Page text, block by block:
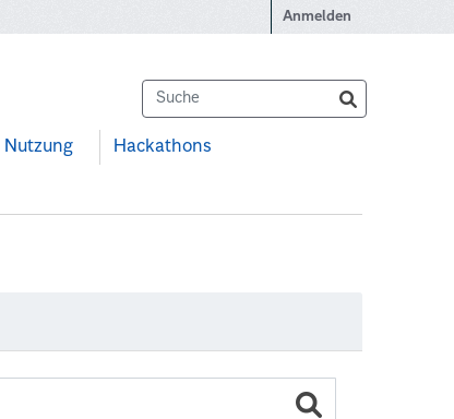
Anmelden
Nutzung Hackathons